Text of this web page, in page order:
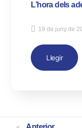
L’hora dels
19 de juny de
Llegir